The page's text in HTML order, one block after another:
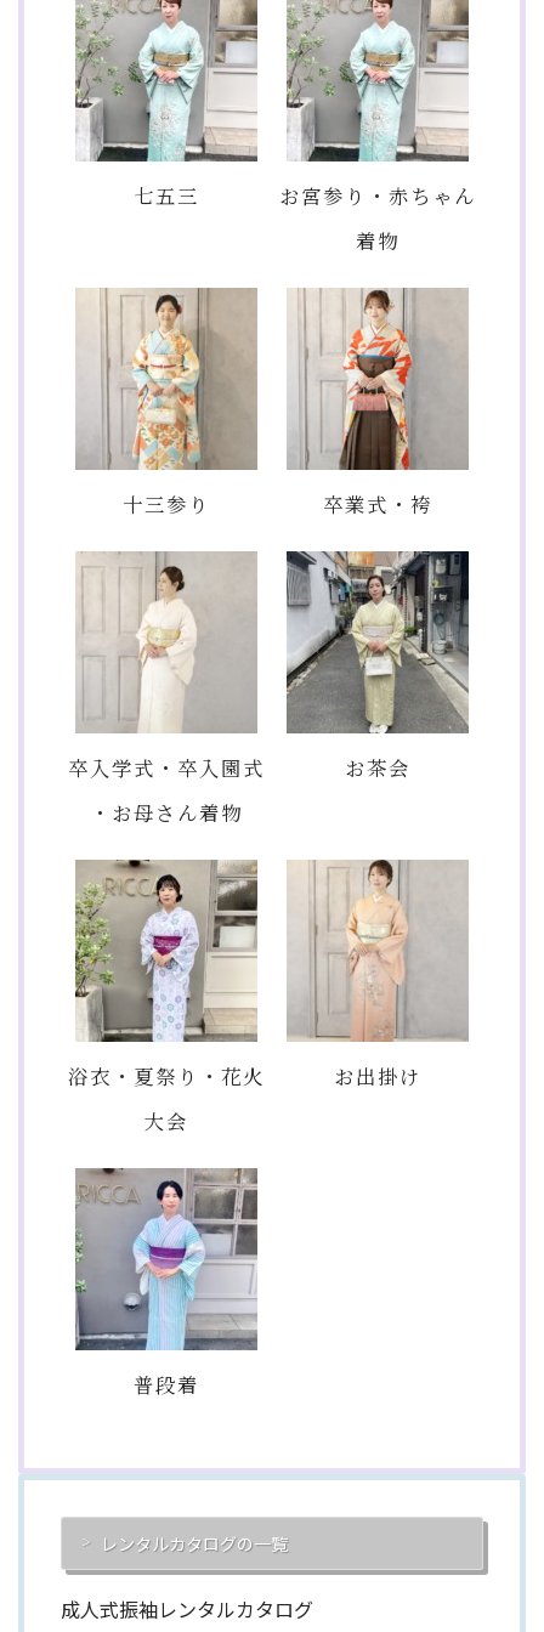
七五三
お宮参り・赤ちゃん
着物
十三参り 卒業式・袴
卒入学式・卒入園式
・お母さん着物
お茶会
浴衣・夏祭り・花火
大会
お出掛け
普段着
レンタルカタログの一覧
成人式振袖レンタルカタログ